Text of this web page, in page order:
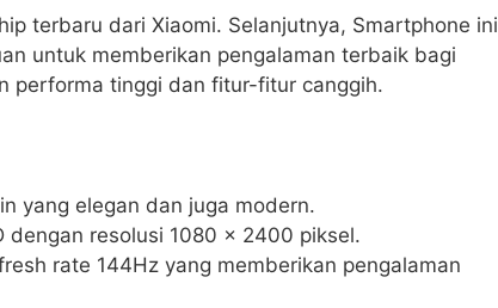
terbaru dari Xiaomi. Selanjutnya, Smartphone ini
untuk memberikan pengalaman terbaik bagi
performa tinggi dan fitur-fitur canggih.
yang elegan dan juga modern.
dengan resolusi 1080 x 2400 piksel.
rate 144Hz yang memberikan pengalaman